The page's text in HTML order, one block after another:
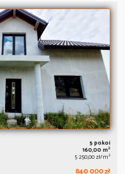
5 pokoi
160,00 m2
5 250,00 zł/m2
840 000 zł